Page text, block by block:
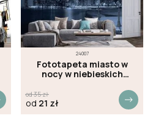
24007
Fototapeta miasto w
nocy w niebieskich
od35zł
od 21 zł